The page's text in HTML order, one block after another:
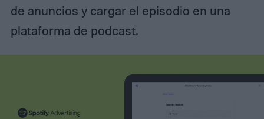
de anuncios y cargar el episodio en una
plataforma de podcast.